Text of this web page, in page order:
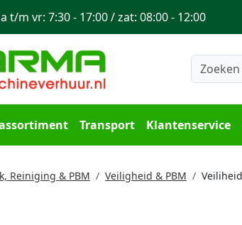
Transport Klantenservice
t/m vr: 7:30 - 17:00 / zat: 08:00 - 12:00
Reiniging & PBM Veiligheid & PBM